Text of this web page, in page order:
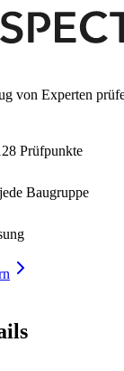
von Experten
Prüfpunkte
Baugruppe